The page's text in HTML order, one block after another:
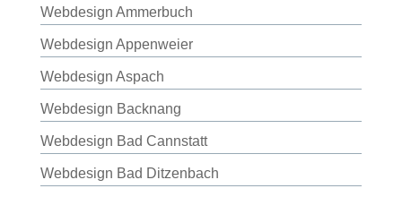
Webdesign Ammerbuch
Webdesign Appenweier
Webdesign Aspach
Webdesign Backnang
Webdesign Bad Cannstatt
Webdesign Bad Ditzenbach